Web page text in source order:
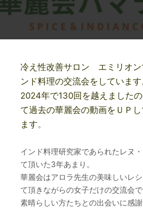
冷え性改善サロン エミリオン
ンド料理の交流会をしています
2024年で130回を越えました
て過去の華麗会の動画をＵＰ
ます。
インド料理研究家であられたレヌ
て頂いた3年あまり。
華麗会はアロラ先生の美味しいレ
て頂きながらの女子だけの交流会で
素晴らしい方たちとの出会いに感謝